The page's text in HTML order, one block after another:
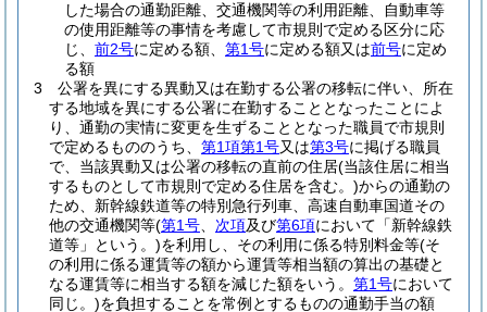
した場合の通勤距離、交通機関等の利用距離、自動車等
の使用距離等の事情を考慮して市規則で定める区分に応
じ、 前2号に定める額、 第1号に定める額又は前号に定め
る額
3
公署を異にする異動又は在勤する公署の移転に伴い、所在
する地域を異にする公署に在勤することとなったことによ
り、通勤の実情に変更を生ずることとなった職員で市規則
で定めるもののうち、 第1項第1号又は第3号に掲げる職員
で、当該異動又は公署の移転の直前の住居(当該住居に相当
するものとして市規則で定める住居を含む。)からの通勤の
ため、新幹線鉄道等の特別急行列車、高速自動車国道その
他の交通機関等(第1号 次項及び第6項において「新幹線鉄
道等」という。)を利用し、その利用に係る特別料金等(そ
の利用に係る運賃等の額から運賃等相当額の算出の基礎と
なる運賃等に相当する額を減じた額をいう。 第1号において
同じ。)を負担することを常例とするものの通勤手当の額